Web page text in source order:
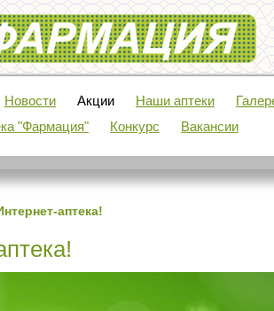
Новости Акции Наши аптеки
"Фармация"
Конкурс Вакансии
аптека!